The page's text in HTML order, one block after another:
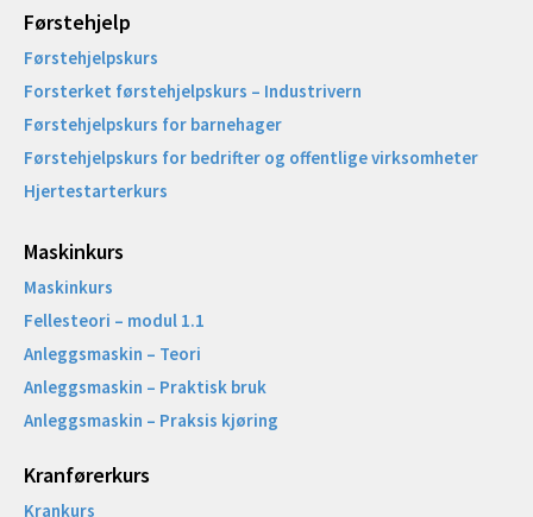
Førstehjelp
Førstehjelpskurs
Forsterket førstehjelpskurs – Industrivern
Førstehjelpskurs for barnehager
Førstehjelpskurs for bedrifter og offentlige virksomheter
Hjertestarterkurs
Maskinkurs
Maskinkurs
Fellesteori – modul 1.1
Anleggsmaskin – Teori
Anleggsmaskin – Praktisk bruk
Anleggsmaskin – Praksis kjøring
Kranførerkurs
Krankurs